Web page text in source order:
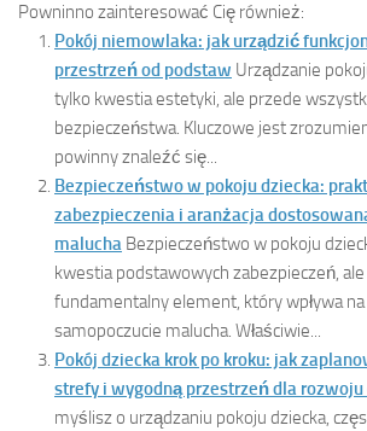
Powninno zainteresować Cię również:
Pokój niemowlaka: jak urządzić
przestrzeń od podstaw Urządzanie
tylko kwestia estetyki, ale przede
bezpieczeństwa. Kluczowe jest
powinny znaleźć się...
Bezpieczeństwo w pokoju dziecka:
zabezpieczenia i aranżacja
malucha Bezpieczeństwo w pokoju
kwestia podstawowych zabezpieczeń,
fundamentalny element, który wpływa
samopoczucie malucha. Właściwie...
Pokój dziecka krok po kroku: jak
strefy i wygodną przestrzeń dla rozwoju
myślisz o urządzaniu pokoju dziecka,